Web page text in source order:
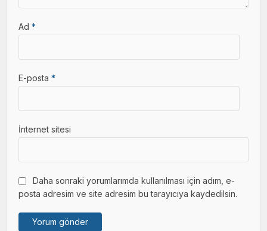
Ad*
E-posta*
İnternet sitesi
Daha sonraki yorumlarımda kullanılması için adım, e-
posta adresim ve site adresim bu tarayıcıya kaydedilsin.